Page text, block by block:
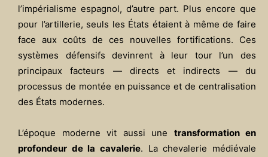
l’impérialisme espagnol, d’autre part. Plus encore que
pour l’artillerie, seuls les États étaient à même de faire
face aux coûts de ces nouvelles fortifications. Ces
systèmes défensifs devinrent à leur tour l’un des
principaux facteurs — directs et indirects — du
processus de montée en puissance et de centralisation
des États modernes.
L’époque moderne vit aussi une transformation en
profondeur de la cavalerie. La chevalerie médiévale